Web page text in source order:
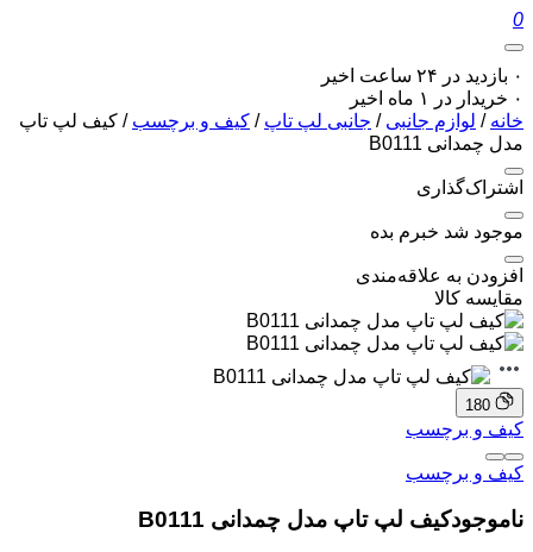
0
۰ بازدید در ۲۴ ساعت اخیر
۰ خریدار در ۱ ماه اخیر
خانه / لوازم جانبی / جانبی لپ تاپ / کیف و برچسب / کیف لپ تاپ
مدل چمدانی B0111
اشتراک‌گذاری
موجود شد خبرم بده
افزودن به علاقه‌مندی
مقایسه کالا
180
کیف و برچسب
کیف و برچسب
ناموجودکیف لپ تاپ مدل چمدانی B0111